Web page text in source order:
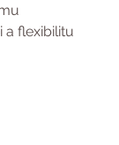
a flexibilitu